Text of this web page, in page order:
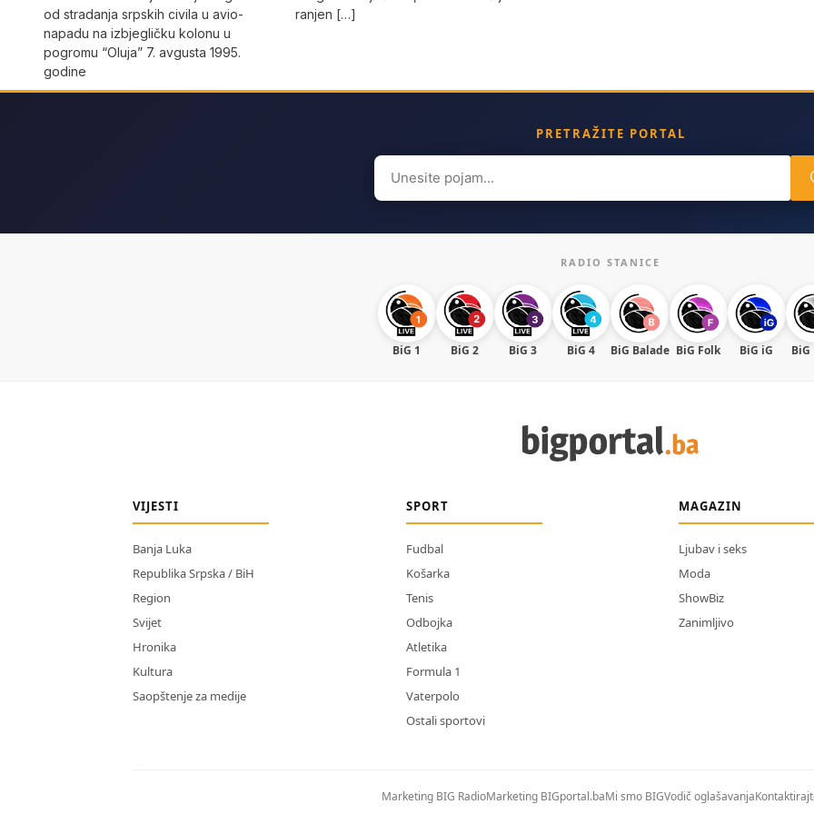
od stradanja srpskih civila u avio-
napadu na izbjegličku kolonu u
pogromu “Oluja” 7. avgusta 1995.
godine
ranjen […]
PRETRAŽITE PORTAL
Search
for:
RADIO STANICE
BiG 1 BiG 2 BiG 3 BiG 4 BiG Balade BiG Folk BiG iG BiG
VIJESTI
Banja Luka
Republika Srpska / BiH
Region
Svijet
Hronika
Kultura
Saopštenje za medije
SPORT
Fudbal
Košarka
Tenis
Odbojka
Atletika
Formula 1
Vaterpolo
Ostali sportovi
MAGAZIN
Ljubav i seks
Moda
ShowBiz
Zanimljivo
Marketing BIG RadioMarketing BIGportal.baMi smo BIGVodič oglašavanja